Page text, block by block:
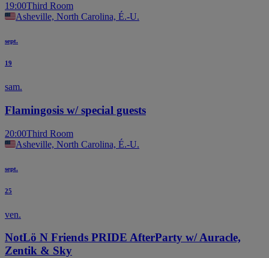
19:00Third Room
Asheville, North Carolina, É.-U.
sept.
19
sam.
Flamingosis w/ special guests
20:00Third Room
Asheville, North Carolina, É.-U.
sept.
25
ven.
NotLö N Friends PRIDE AfterParty w/ Auracle,
Zentik & Sky